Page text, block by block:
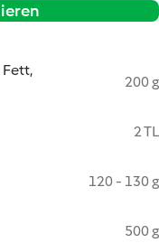
Fett,
200 g
2 TL
120 - 130 g
500 g